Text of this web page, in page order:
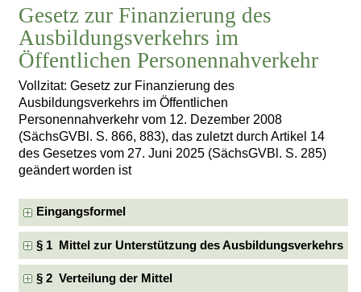
Gesetz zur Finanzierung des
Ausbildungsverkehrs im
Öffentlichen Personennahverkehr
Vollzitat: Gesetz zur Finanzierung des
Ausbildungsverkehrs im Öffentlichen
Personennahverkehr vom 12. Dezember 2008
(SächsGVBl. S. 866, 883), das zuletzt durch Artikel 14
des Gesetzes vom 27. Juni 2025 (SächsGVBl. S. 285)
geändert worden ist
Eingangsformel
§ 1 Mittel zur Unterstützung des Ausbildungsverkehrs
§ 2 Verteilung der Mittel